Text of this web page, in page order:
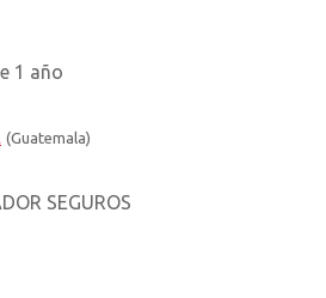
1 año
(Guatemala)
SEGUROS